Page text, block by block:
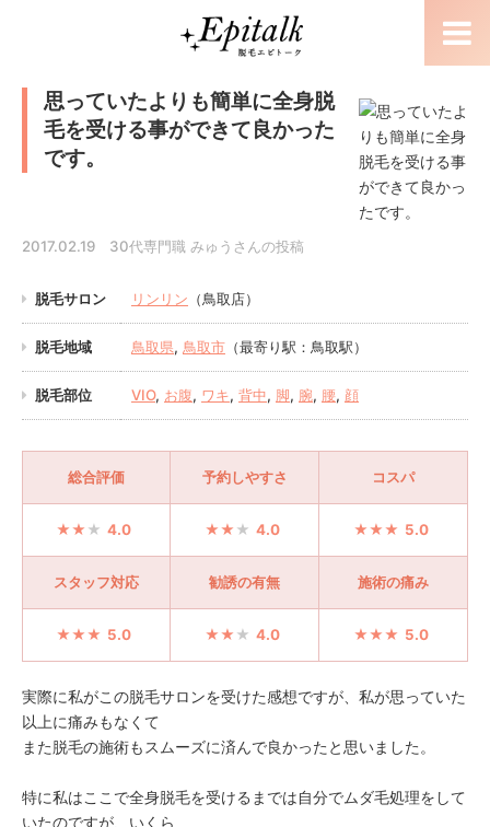
思っていたよりも簡単に全身脱
毛を受ける事ができて良かった
です。
2017.02.19 30代専門職 みゅうさんの投稿
脱毛サロン リンリン （鳥取店）
脱毛地域 鳥取県, 鳥取市 （最寄り駅：鳥取駅）
脱毛部位 VIO, お腹, ワキ, 背中, 脚, 腕, 腰, 顔
総合評価 予約しやすさ コスパ
4.0 4.0 5.0
スタッフ対応 勧誘の有無 施術の痛み
5.0 4.0 5.0
実際に私がこの脱毛サロンを受けた感想ですが、私が思っていた
以上に痛みもなくて
また脱毛の施術もスムーズに済んで良かったと思いました。
特に私はここで全身脱毛を受けるまでは自分でムダ毛処理をして
いたのですが、いくら